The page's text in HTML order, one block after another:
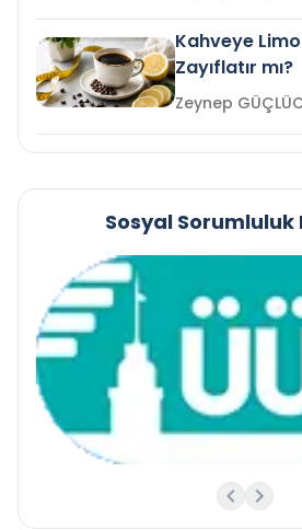
Kahveye
Zayıflatır mı?
Zeynep
Sosyal Sorumluluk